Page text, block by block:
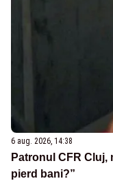
6 aug. 2026, 14:38
Patronul CFR Cluj,
pierd bani?”